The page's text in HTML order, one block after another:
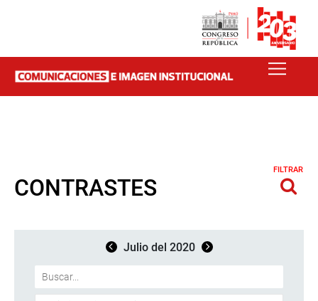
CONTRASTES
FILTRAR
Julio del 2020